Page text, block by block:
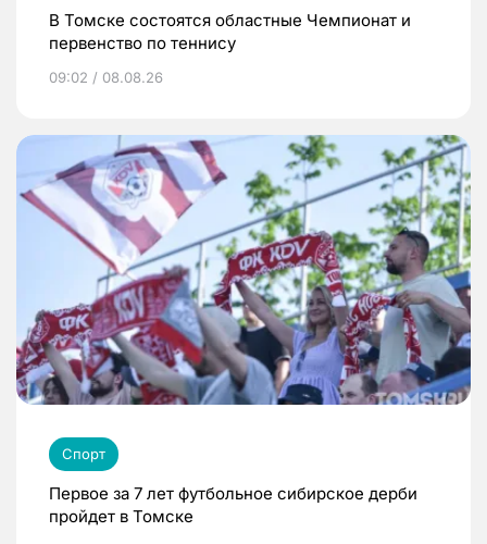
В Томске состоятся областные Чемпионат и
первенство по теннису
09:02 / 08.08.26
Спорт
Первое за 7 лет футбольное сибирское дерби
пройдет в Томске